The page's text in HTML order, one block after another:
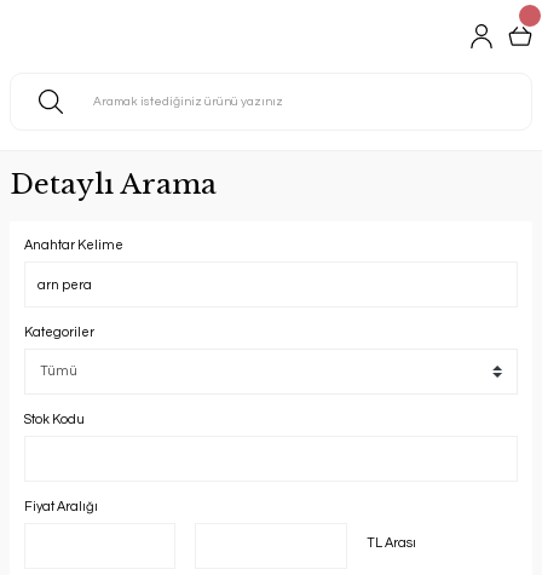
Detaylı Arama
Anahtar Kelime
Kategoriler
Stok Kodu
Fiyat Aralığı
TL Arası